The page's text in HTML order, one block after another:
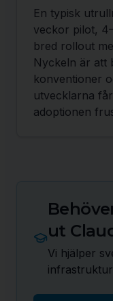
En typisk
veckor pilot,
bred rollout
Nyckeln är att
konventioner
utvecklarna
adoptionen
ut
Vi hjälper